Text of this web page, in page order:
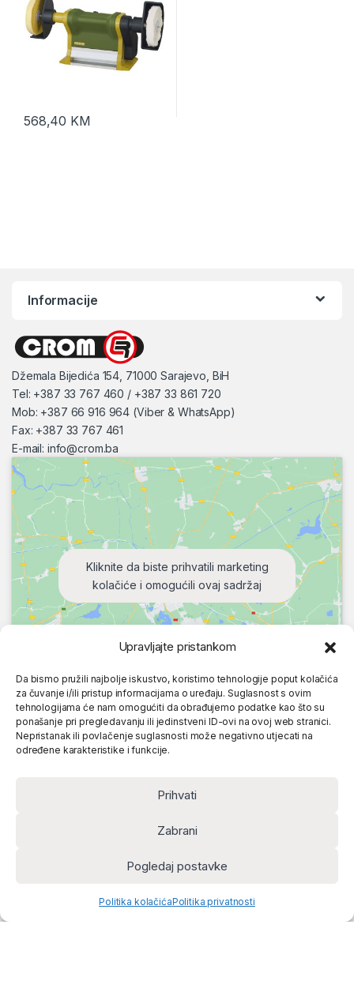
Upravljajte pristankom
Da bismo pružili najbolje iskustvo, koristimo tehnologije poput kolačića
za čuvanje i/ili pristup informacijama o uređaju. Suglasnost s ovim
tehnologijama će nam omogućiti da obrađujemo podatke kao što su
ponašanje pri pregledavanju ili jedinstveni ID-ovi na ovoj web stranici.
Nepristanak ili povlačenje suglasnosti može negativno utjecati na
određene karakteristike i funkcije.
Prihvati
Zabrani
Pogledaj postavke
Politika kolačićaPolitika privatnosti
568,40 KM
Informacije
Džemala Bijedića 154, 71000 Sarajevo, BiH
Tel: +387 33 767 460 / +387 33 861 720
Mob: +387 66 916 964 (Viber & WhatsApp)
Fax: +387 33 767 461
E-mail: info@crom.ba
Kliknite da biste prihvatili marketing
kolačiće i omogućili ovaj sadržaj
Account Cart